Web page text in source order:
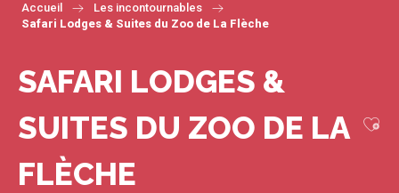
Accueil
Les incontournables
Safari Lodges & Suites du Zoo de La Flèche
SAFARI LODGES &
SUITES DU ZOO DE LA
FLÈCHE